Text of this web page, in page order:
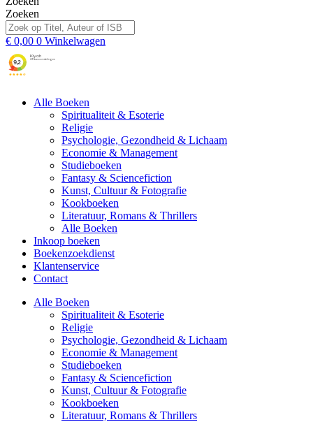
Zoeken
€ 0,00 0 Winkelwagen
Alle Boeken
Spiritualiteit & Esoterie
Religie
Psychologie, Gezondheid & Lichaam
Economie & Management
Studieboeken
Fantasy & Sciencefiction
Kunst, Cultuur & Fotografie
Kookboeken
Literatuur, Romans & Thrillers
Alle Boeken
Inkoop boeken
Boekenzoekdienst
Klantenservice
Contact
Alle Boeken
Spiritualiteit & Esoterie
Religie
Psychologie, Gezondheid & Lichaam
Economie & Management
Studieboeken
Fantasy & Sciencefiction
Kunst, Cultuur & Fotografie
Kookboeken
Literatuur, Romans & Thrillers